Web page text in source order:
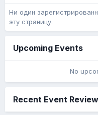
Ни один
эту страницу.
Upcoming Events
No
Recent Event